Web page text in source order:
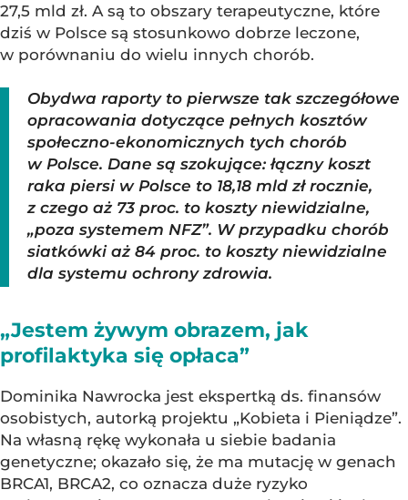
27,5 mld zł. A są to obszary terapeutyczne, które
dziś w Polsce są stosunkowo dobrze leczone,
w porównaniu do wielu innych chorób.
Obydwa raporty to pierwsze tak szczegółowe
opracowania dotyczące pełnych kosztów
społeczno-ekonomicznych tych chorób
w Polsce. Dane są szokujące: łączny koszt
raka piersi w Polsce to 18,18 mld zł rocznie,
z czego aż 73 proc. to koszty niewidzialne,
„poza systemem NFZ”. W przypadku chorób
siatkówki aż 84 proc. to koszty niewidzialne
dla systemu ochrony zdrowia.
„Jestem żywym obrazem, jak
profilaktyka się opłaca”
Dominika Nawrocka jest ekspertką ds. finansów
osobistych, autorką projektu „Kobieta i Pieniądze”.
Na własną rękę wykonała u siebie badania
genetyczne; okazało się, że ma mutację w genach
BRCA1, BRCA2, co oznacza duże ryzyko